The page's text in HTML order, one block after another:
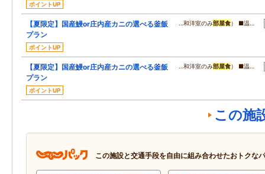
ポイントUP
【夏限定】国産鰻or庄内産カニの選べる釜飯
プラン
ポイントUP
…和洋室のみ部屋食） ■温…
【夏限定】国産鰻or庄内産カニの選べる釜飯
プラン
ポイントUP
…和洋室のみ部屋食） ■温…
この施
この施設と交通手段を自由に組み合わせたおトクな